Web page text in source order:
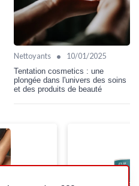
Nettoyants • 10/01/2025
Tentation cosmetics : une
plongée dans l'univers des soins
et des produits de beauté